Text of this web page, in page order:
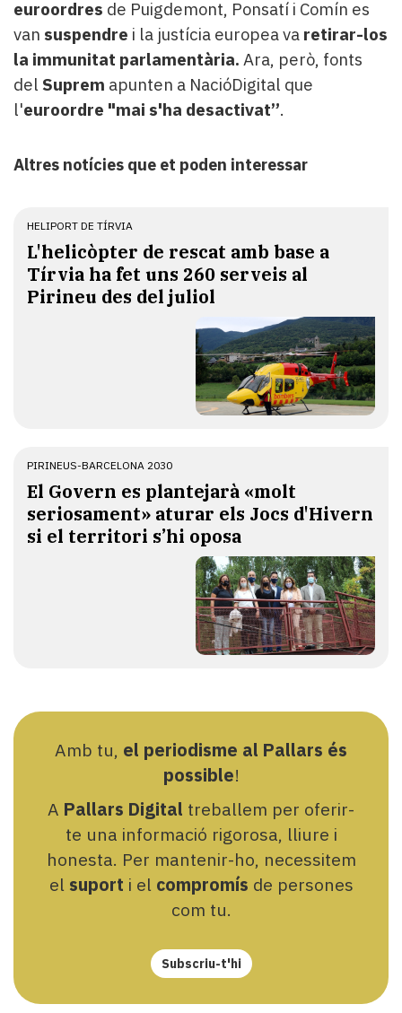
euroordres de Puigdemont, Ponsatí i Comín es
van suspendre i la justícia europea va retirar-los
la immunitat parlamentària. Ara, però, f​onts
del Suprem apunten a NacióDigital que
l'euroordre "mai s'ha desactivat”.
Altres notícies que et poden interessar
HELIPORT DE TÍRVIA
L'helicòpter de rescat amb base a
Tírvia ha fet uns 260 serveis al
Pirineu des del juliol
PIRINEUS-BARCELONA 2030
El Govern es plantejarà «molt
seriosament» aturar els Jocs d'Hivern
si el territori s’hi oposa
Amb tu, el periodisme al Pallars és
possible!
A Pallars Digital treballem per oferir-
te una informació rigorosa, lliure i
honesta. Per mantenir-ho, necessitem
el suport i el compromís de persones
com tu.
Subscriu-t'hi